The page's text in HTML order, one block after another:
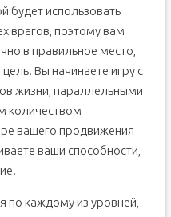
будет использовать
врагов, поэтому вам
в правильное место,
Вы начинаете игру с
жизни, параллельными
количеством
вашего продвижения
ваши способности,
по каждому из уровней,